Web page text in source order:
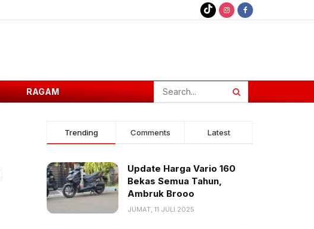
RAGAM
Trending Comments Latest
Update Harga Vario 160
Bekas Semua Tahun,
Ambruk Brooo
JUMAT, 11 JULI 2025